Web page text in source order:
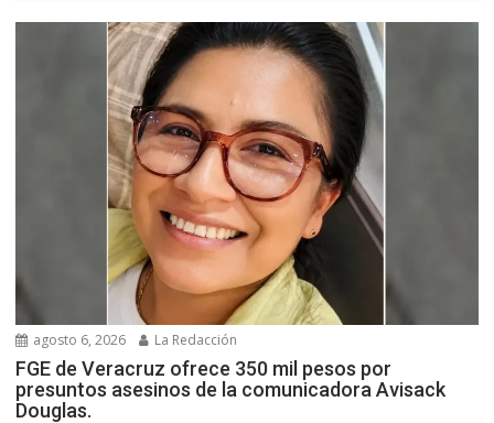
agosto 6, 2026 La Redacción
FGE de Veracruz ofrece 350 mil pesos por
presuntos asesinos de la comunicadora Avisack
Douglas.